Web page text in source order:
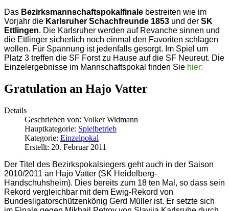
Das Bezirksmannschaftspokalfinale bestreiten wie im
Vorjahr die Karlsruher Schachfreunde 1853 und der SK
Ettlingen. Die Karlsruher werden auf Revanche sinnen und
die Ettlinger sicherlich noch einmal den Favoriten schlagen
wollen. Für Spannung ist jedenfalls gesorgt. Im Spiel um
Platz 3 treffen die SF Forst zu Hause auf die SF Neureut. Die
Einzelergebnisse im Mannschaftspokal finden Sie hier:
Gratulation an Hajo Vatter
Details
Geschrieben von: Volker Widmann
Hauptkategorie: Spielbetrieb
Kategorie: Einzelpokal
Erstellt: 20. Februar 2011
Der Titel des Bezirkspokalsiegers geht auch in der Saison
2010/2011 an Hajo Vatter (SK Heidelberg-
Handschuhsheim). Dies bereits zum 18 ten Mal, so dass sein
Rekord vergleichbar mit dem Ewig-Rekord von
Bundesligatorschützenkönig Gerd Müller ist. Er setzte sich